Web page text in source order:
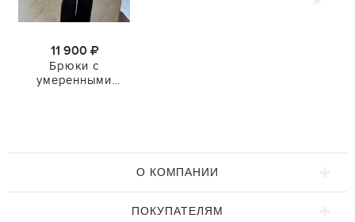
11 900
Брюки с
умеренными
О КОМПАНИИ
ПОКУПАТЕЛЯМ